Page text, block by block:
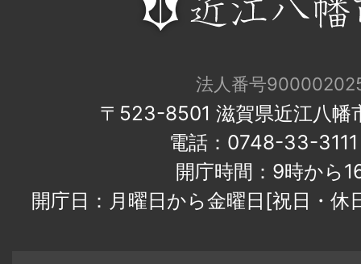
法人番号
〒523-8501 滋賀県近江八幡
電話：0748-33-
開庁時間：9時から
開庁日：月曜日から金曜日[祝日・